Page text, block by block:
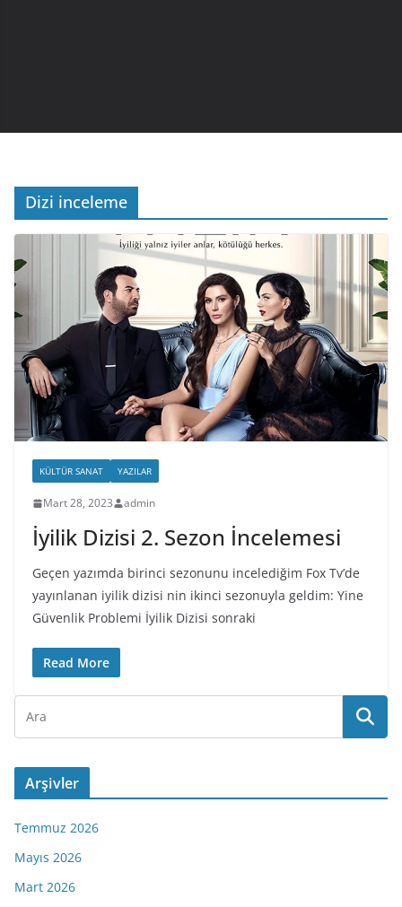
Dizi inceleme
KÜLTÜR SANAT YAZILAR
Mart 28, 2023 admin
İyilik Dizisi 2. Sezon İncelemesi
Geçen yazımda birinci sezonunu incelediğim Fox Tv’de
yayınlanan iyilik dizisi nin ikinci sezonuyla geldim: Yine
Güvenlik Problemi İyilik Dizisi sonraki
Read More
Arşivler
Temmuz 2026
Mayıs 2026
Mart 2026